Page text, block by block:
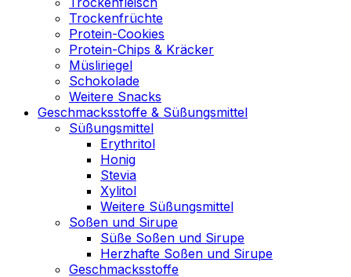
Trockenfrüchte
Protein-Cookies
Protein-Chips & Kräcker
Müsliriegel
Schokolade
Weitere Snacks
Geschmacksstoffe & Süßungsmittel
Süßungsmittel
Erythritol
Honig
Stevia
Xylitol
Weitere Süßungsmittel
Soßen und Sirupe
Süße Soßen und Sirupe
Herzhafte Soßen und Sirupe
Geschmacksstoffe